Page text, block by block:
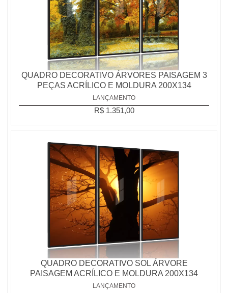
QUADRO DECORATIVO ÁRVORES PAISAGEM 3
PEÇAS ACRÍLICO E MOLDURA 200X134
LANÇAMENTO
R$ 1.351,00
QUADRO DECORATIVO SOL ÁRVORE
PAISAGEM ACRÍLICO E MOLDURA 200X134
LANÇAMENTO